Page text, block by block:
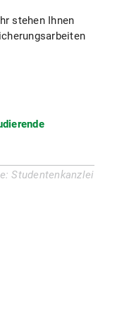
stehen Ihnen
Studentenkanzlei